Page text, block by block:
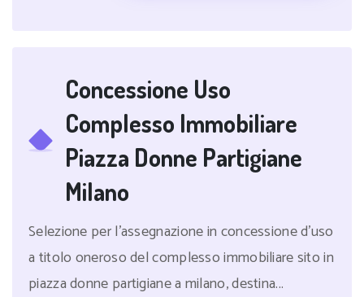
Concessione Uso
Complesso Immobiliare
Piazza Donne Partigiane
Milano
Selezione per l'assegnazione in concessione d'uso
a titolo oneroso del complesso immobiliare sito in
piazza donne partigiane a milano, destina...